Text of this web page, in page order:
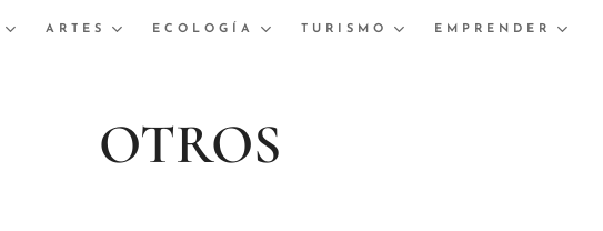
ARTES ECOLOGÍA TURISMO EMPRENDER
OTROS